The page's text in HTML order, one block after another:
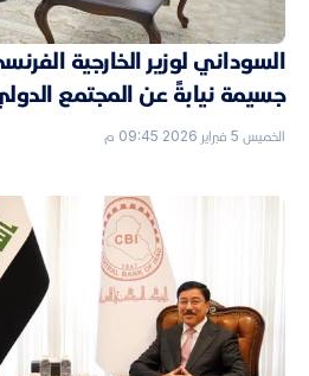
السوداني لوزير الخارجية
جسيمة نيابةً عن المجتمع
الخميس 5 فبراير 2026 09:45 م